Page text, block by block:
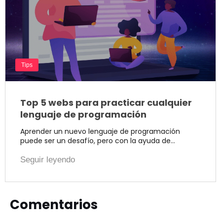
Tips
Top 5 webs para practicar cualquier
lenguaje de programación
Aprender un nuevo lenguaje de programación
puede ser un desafío, pero con la ayuda de…
Seguir leyendo
Comentarios